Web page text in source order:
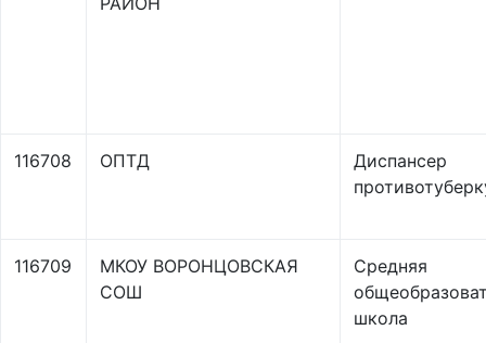
116708 ОПТД
Диспансер
116709
МКОУ ВОРОНЦОВСКАЯ
СОШ
Средняя
школа